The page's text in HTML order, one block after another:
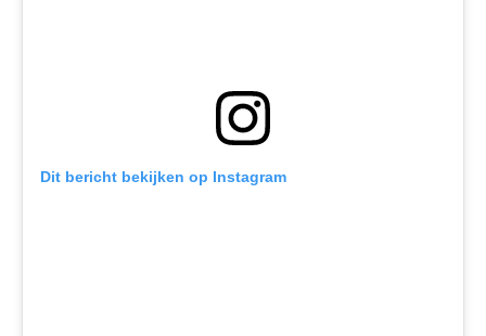
Dit bericht bekijken op Instagram